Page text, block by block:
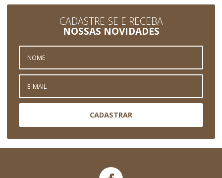
CADASTRE-SE E RECEBA
NOSSAS NOVIDADES
CADASTRAR